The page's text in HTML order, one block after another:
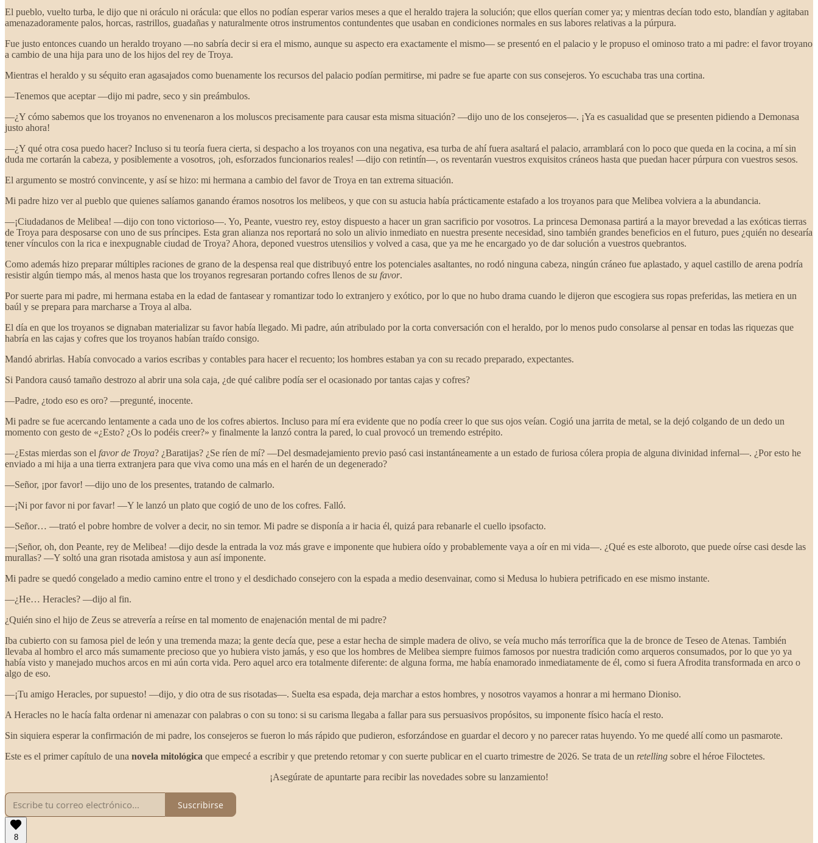
El pueblo, vuelto turba, le dijo que ni oráculo ni orácula: que ellos no podían esperar varios meses a que el heraldo trajera la solución; que ellos querían comer ya; y mientras decían todo esto, blandían y agitaban
amenazadoramente palos, horcas, rastrillos, guadañas y naturalmente otros instrumentos contundentes que usaban en condiciones normales en sus labores relativas a la púrpura.
Fue justo entonces cuando un heraldo troyano —no sabría decir si era el mismo, aunque su aspecto era exactamente el mismo— se presentó en el palacio y le propuso el ominoso trato a mi padre: el favor troyano
a cambio de una hija para uno de los hijos del rey de Troya.
Mientras el heraldo y su séquito eran agasajados como buenamente los recursos del palacio podían permitirse, mi padre se fue aparte con sus consejeros. Yo escuchaba tras una cortina.
—Tenemos que aceptar —dijo mi padre, seco y sin preámbulos.
—¿Y cómo sabemos que los troyanos no envenenaron a los moluscos precisamente para causar esta misma situación? —‍dijo uno de los consejeros—. ¡Ya es casualidad que se presenten pidiendo a Demonasa
justo ahora!
—¿Y qué otra cosa puedo hacer? Incluso si tu teoría fuera cierta, si despacho a los troyanos con una negativa, esa turba de ahí fuera asaltará el palacio, arramblará con lo poco que queda en la cocina, a mí sin
duda me cortarán la cabeza, y posiblemente a vosotros, ¡oh, esforzados funcionarios reales! —dijo con retintín—, os reventarán vuestros exquisitos cráneos hasta que puedan hacer púrpura con vuestros sesos.
El argumento se mostró convincente, y así se hizo: mi hermana a cambio del favor de Troya en tan extrema situación.
Mi padre hizo ver al pueblo que quienes salíamos ganando éramos nosotros los melibeos, y que con su astucia había prácticamente estafado a los troyanos para que Melibea volviera a la abundancia.
—¡Ciudadanos de Melibea! —dijo con tono victorioso—. Yo, Peante, vuestro rey, estoy dispuesto a hacer un gran sacrificio por vosotros. La princesa Demonasa partirá a la mayor brevedad a las exóticas tierras
de Troya para desposarse con uno de sus príncipes. Esta gran alianza nos reportará no solo un alivio inmediato en nuestra presente necesidad, sino también grandes beneficios en el futuro, pues ¿quién no desearía
tener vínculos con la rica e inexpugnable ciudad de Troya? Ahora, deponed vuestros utensilios y volved a casa, que ya me he encargado yo de dar solución a vuestros quebrantos.
Como además hizo preparar múltiples raciones de grano de la despensa real que distribuyó entre los potenciales asaltantes, no rodó ninguna cabeza, ningún cráneo fue aplastado, y aquel castillo de arena podría
resistir algún tiempo más, al menos hasta que los troyanos regresaran portando cofres llenos de su favor.
Por suerte para mi padre, mi hermana estaba en la edad de fantasear y romantizar todo lo extranjero y exótico, por lo que no hubo drama cuando le dijeron que escogiera sus ropas preferidas, las metiera en un
baúl y se prepara para marcharse a Troya al alba.
El día en que los troyanos se dignaban materializar su favor había llegado. Mi padre, aún atribulado por la corta conversación con el heraldo, por lo menos pudo consolarse al pensar en todas las riquezas que
habría en las cajas y cofres que los troyanos habían traído consigo.
Mandó abrirlas. Había convocado a varios escribas y contables para hacer el recuento; los hombres estaban ya con su recado preparado, expectantes.
Si Pandora causó tamaño destrozo al abrir una sola caja, ¿de qué calibre podía ser el ocasionado por tantas cajas y cofres?
—Padre, ¿todo eso es oro? —pregunté, inocente.
Mi padre se fue acercando lentamente a cada uno de los cofres abiertos. Incluso para mí era evidente que no podía creer lo que sus ojos veían. Cogió una jarrita de metal, se la dejó colgando de un dedo un
momento con gesto de «¿Esto? ¿Os lo podéis creer?» y finalmente la lanzó contra la pared, lo cual provocó un tremendo estrépito.
—¿Estas mierdas son el favor de Troya? ¿Baratijas? ¿Se ríen de mí? —Del desmadejamiento previo pasó casi instantáneamente a un estado de furiosa cólera propia de alguna divinidad infernal—. ¿Por esto he
enviado a mi hija a una tierra extranjera para que viva como una más en el harén de un degenerado?
—Señor, ¡por favor! —dijo uno de los presentes, tratando de calmarlo.
—¡Ni por favor ni por favar! —Y le lanzó un plato que cogió de uno de los cofres. Falló.
—Señor… —trató el pobre hombre de volver a decir, no sin temor. Mi padre se disponía a ir hacia él, quizá para rebanarle el cuello ipsofacto.
—¡Señor, oh, don Peante, rey de Melibea! —dijo desde la entrada la voz más grave e imponente que hubiera oído y probablemente vaya a oír en mi vida—. ¿Qué es este alboroto, que puede oírse casi desde las
murallas? —Y soltó una gran risotada amistosa y aun así imponente.
Mi padre se quedó congelado a medio camino entre el trono y el desdichado consejero con la espada a medio desenvainar, como si Medusa lo hubiera petrificado en ese mismo instante.
—¿He… Heracles? —dijo al fin.
¿Quién sino el hijo de Zeus se atrevería a reírse en tal momento de enajenación mental de mi padre?
Iba cubierto con su famosa piel de león y una tremenda maza; la gente decía que, pese a estar hecha de simple madera de olivo, se veía mucho más terrorífica que la de bronce de Teseo de Atenas. También
llevaba al hombro el arco más sumamente precioso que yo hubiera visto jamás, y eso que los hombres de Melibea siempre fuimos famosos por nuestra tradición como arqueros consumados, por lo que yo ya
había visto y manejado muchos arcos en mi aún corta vida. Pero aquel arco era totalmente diferente: de alguna forma, me había enamorado inmediatamente de él, como si fuera Afrodita transformada en arco o
algo de eso.
—¡Tu amigo Heracles, por supuesto! —dijo, y dio otra de sus risotadas—. Suelta esa espada, deja marchar a estos hombres, y nosotros vayamos a honrar a mi hermano Dioniso.
A Heracles no le hacía falta ordenar ni amenazar con palabras o con su tono: si su carisma llegaba a fallar para sus persuasivos propósitos, su imponente físico hacía el resto.
Sin siquiera esperar la confirmación de mi padre, los consejeros se fueron lo más rápido que pudieron, esforzándose en guardar el decoro y no parecer ratas huyendo. Yo me quedé allí como un pasmarote.
Este es el primer capítulo de una novela mitológica que empecé a escribir y que pretendo retomar y con suerte publicar en el cuarto trimestre de 2026. Se trata de un retelling sobre el héroe Filoctetes.
¡Asegúrate de apuntarte para recibir las novedades sobre su lanzamiento!
Suscribirse
8